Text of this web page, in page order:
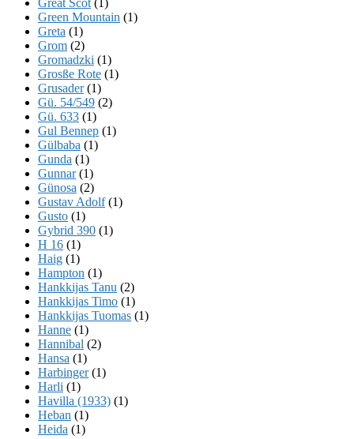
Green Mountain (1)
Greta (1)
Grom (2)
Gromadzki (1)
Grosße Rote (1)
Grusader(1)
Gü. 54/549 (2)
Gü. 633 (1)
Gul Bennep (1)
Gülbaba (1)
Gunda (1)
Gunnar(1)
Günosa (2)
Gustav Adolf(1)
Gusto (1)
Gybrid 390 (1)
H 16 (1)
Haig (1)
Hampton (1)
Hankkijas Tanu (2)
Hankkijas Timo (1)
Hankkijas Tuomas (1)
Hanne (1)
Hannibal (2)
Hansa (1)
Harbinger(1)
Harli (1)
Havilla (1933) (1)
Heban (1)
Heida (1)